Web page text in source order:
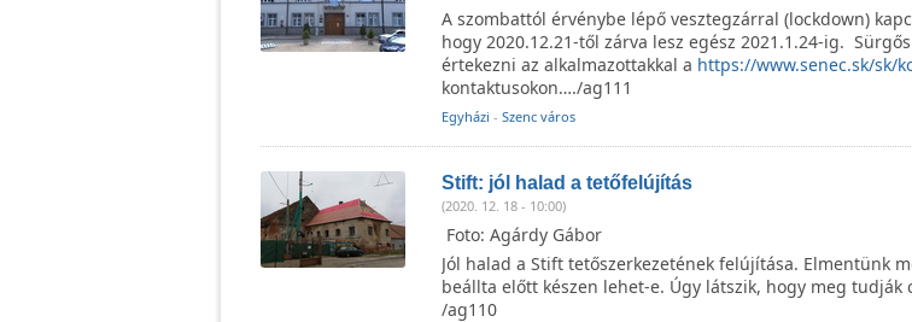
A szombattól érvénybe lépő vesztegzárral (lockdown)
hogy 2020.12.21-től zárva lesz egész 2021.1.24-ig.
értekezni az alkalmazottakkal a https://www.senec.sk/sk/
kontaktusokon…./ag111
Egyházi - Szenc város
Stift: jól halad a tetőfelújítás
(2020. 12. 18 - 10:00)
Foto: Agárdy Gábor
Jól halad a Stift tetőszerkezetének felújítása. Elmentünk
beállta előtt készen lehet-e. Úgy látszik, hogy meg tudják
/ag110